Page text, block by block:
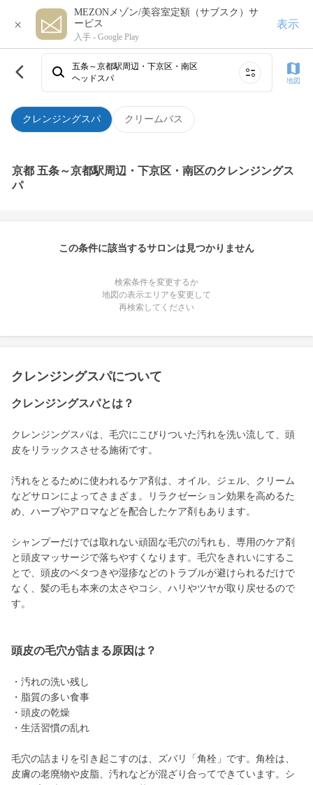
×
MEZONメゾン/美容室定額（サブスク）サ
ービス
入手 - Google Play
表示
クレンジングスパ クリームバス
五条～京都駅周辺・下京区・南区
ヘッドスパ
地図
京都 五条～京都駅周辺・下京区・南区のクレンジングス
パ
この条件に該当するサロンは見つかりません
検索条件を変更するか
地図の表示エリアを変更して
再検索してください
クレンジングスパについて
クレンジングスパとは？
クレンジングスパは、毛穴にこびりついた汚れを洗い流して、頭
皮をリラックスさせる施術です。
汚れをとるために使われるケア剤は、オイル、ジェル、クリーム
などサロンによってさまざま。リラクゼーション効果を高めるた
め、ハーブやアロマなどを配合したケア剤もあります。
シャンプーだけでは取れない頑固な毛穴の汚れも、専用のケア剤
と頭皮マッサージで落ちやすくなります。毛穴をきれいにするこ
とで、頭皮のベタつきや湿疹などのトラブルが避けられるだけで
なく、髪の毛も本来の太さやコシ、ハリやツヤが取り戻せるので
す。
頭皮の毛穴が詰まる原因は？
・汚れの洗い残し
・脂質の多い食事
・頭皮の乾燥
・生活習慣の乱れ
毛穴の詰まりを引き起こすのは、ズバリ「角栓」です。角栓は、
皮膚の老廃物や皮脂、汚れなどが混ざり合ってできています。シ